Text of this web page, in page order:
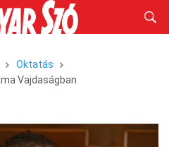
Oktatás
Vajdaságban